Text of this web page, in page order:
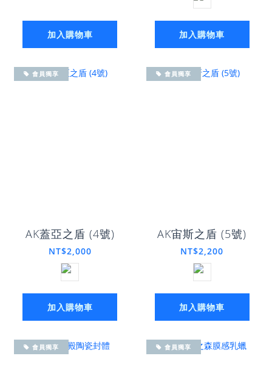
加入購物車 加入購物車
會員獨享
AK蓋亞之盾 (4號)
NT$2,000
加入購物車
會員獨享
AK宙斯之盾 (5號)
NT$2,200
加入購物車
會員獨享 會員獨享